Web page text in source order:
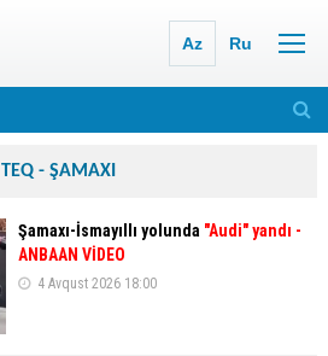
Az Ru
TEQ - ŞAMAXI
Şamaxı-İsmayıllı yolunda "Audi" yandı -
ANBAAN VİDEO
4 Avqust 2026 18:00